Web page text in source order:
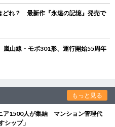
どれ？ 最新作『永遠の記憶』発売で
山線・モボ301形、運行開始55周年
もっと見る
ア1500人が集結 マンション管理代
シップ」